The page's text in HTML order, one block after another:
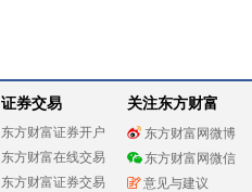
证券交易
东方财富证券开户
东方财富在线交易
东方财富证券交易
关注东方财富
东方财富网微博
东方财富网微信
意见与建议